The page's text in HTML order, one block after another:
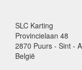
SLC Karting
Provincielaan 48
2870 Puurs - Sint -
België